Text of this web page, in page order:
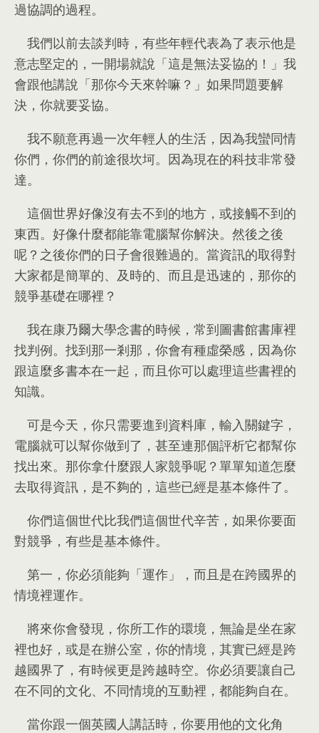
過協調的過程。
我們以前去談判時 ， 有些年輕代表為了表示他是
意志堅定的 ， 一開場就說「這是無法妥協的！」我
會跟他講說「那你今天來幹嘛？」如果問題要解
決 ， 你就要妥協。
我不願意再過一次年輕人的生活 ， 因為我蠻同情
你們 ， 你們的前途很坎坷。 因為現在的科技非常發
達。
這個世界好像沒有去不到的地方 ， 或接觸不到的
東西。 好像什麼都能靠電腦幫你解決。 然後之後
呢？之後你們的日子會很難過的。 當資訊的取得對
大家都是簡單的、 及時的、 而且是迅速的 ， 那你的
競爭基礎在哪裡？
我在康乃爾大學念書的時候 ， 常到圖書館書庫裡
找判例。 找到那一剎那 ， 你會有種虛榮感 ， 因為你
跟這麼多書本在一起 ， 而且你可以處理這些書裡的
知識。
可是今天 ， 你只需要進到資料庫 ， 輸入關鍵字 ，
電腦就可以幫你做到了 ， 甚至連那個評析它都幫你
找出來。 那你拿什麼跟人家競爭呢？單單知道怎麼
去取得資訊 ， 是不夠的 ， 這些已經是基本條件了。
你們這個世代比我們這個世代辛苦 ， 如果你要面
對競爭 ， 有些是基本條件。
第一 ， 你必須能夠「運作」 ， 而且是在跨國界的
情境裡運作。
將來你會發現 ， 你所工作的環境 ， 無論是坐在家
裡也好 ， 或是在辦公室 ， 你的情境 ， 其實已經是跨
越國界了 ， 有時候更是跨越時空。 你必須要讓自己
在不同的文化、 不同情境的互動裡 ， 都能夠自在。
當你跟一個英國人講話時 ， 你要用他的文化角